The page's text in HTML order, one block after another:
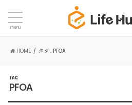
menu
HOME タグ : PFOA
TAG
PFOA